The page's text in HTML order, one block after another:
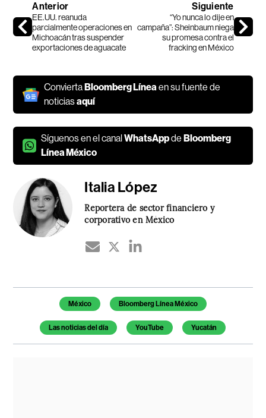
Anterior
EE.UU. reanuda
parcialmente operaciones en
Michoacán tras suspender
exportaciones de aguacate
Siguiente
“Yo nunca lo dije en
campaña”: Sheinbaum niega
su promesa contra el
fracking en México
Convierta Bloomberg Líneaen su fuente de
noticiasaquí
Síguenos en el canalWhatsAppde Bloomberg
Línea México
Italia López
Reportera de sector financiero y
corporativo en México
Temas de este artículo
México Bloomberg Línea México
Las noticias del día YouTube Yucatán